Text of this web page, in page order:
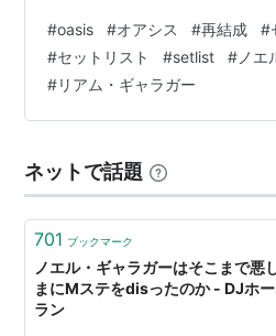
13歳の時、万引きをはたら
保護観察処分
15歳の時、小麦粉の袋を教
「ドラッグなんて紅茶を飲
リアムのパフォーマンスに
る。俺の曲を演ってビッグ
チェのクズバンドで終わる
「スーパーのレジが混んで
ィシャル商品 Logo キーリング
【海外通販】価格: 1297 円楽天
5日（土） oasis＠ウェールズ・
リティ・スタジアム セットリス
#oasis #オアシス #再結成 #
#セットリスト #setlist # ノエ
#リアム・ギャラガー
ネットで話題
701 ブックマーク
ノエル・ギャラガーはそこまで悪
まにMステをdisったのか - DJホ
ラン